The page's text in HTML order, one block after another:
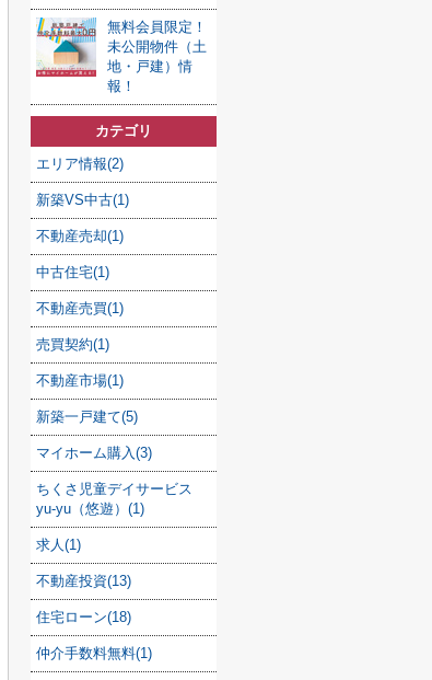
無料会員限定！
未公開物件（土
地・戸建）情
報！
カテゴリ
エリア情報(2)
新築VS中古(1)
不動産売却(1)
中古住宅(1)
不動産売買(1)
売買契約(1)
不動産市場(1)
新築一戸建て(5)
マイホーム購入(3)
ちくさ児童デイサービス
yu-yu（悠遊）(1)
求人(1)
不動産投資(13)
住宅ローン(18)
仲介手数料無料(1)